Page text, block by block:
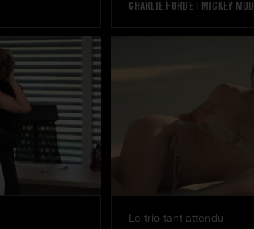
CHARLIE FORDE| MICKEY MOD
Le trio tant attendu